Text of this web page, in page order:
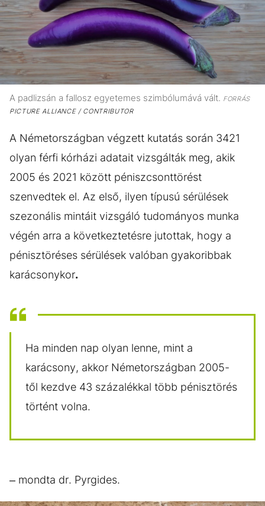
A padlizsán a fallosz egyetemes szimbólumává vált. FORRÁS
PICTURE ALLIANCE / CONTRIBUTOR
A Németországban végzett kutatás során 3421
olyan férfi kórházi adatait vizsgálták meg, akik
2005 és 2021 között péniszcsonttörést
szenvedtek el. Az első, ilyen típusú sérülések
szezonális mintáit vizsgáló tudományos munka
végén arra a következtetésre jutottak, hogy a
pénisztöréses sérülések valóban gyakoribbak
karácsonykor.
Ha minden nap olyan lenne, mint a
karácsony, akkor Németországban 2005-
től kezdve 43 százalékkal több pénisztörés
történt volna.
– mondta dr. Pyrgides.